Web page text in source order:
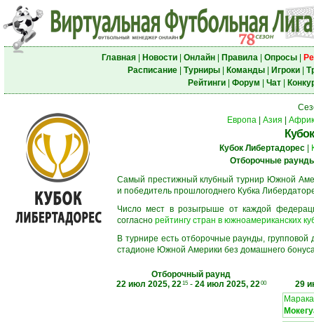
Главная| Новости| Онлайн| Правила| Опросы|
Расписание| Турниры| Команды| Игроки|
Рейтинги| Форум Чат|
Европа| Азия
Кубок Либертадорес
Отборочные
Самый престижный клубный турнир Южной
и победитель прошлогоднего Кубка
Число мест в розыгрыше от каждой
согласно рейтингу стран в южноамериканских
В турнире есть отборочные раунды,
стадионе Южной Америки без домашнего
Отборочный раунд
22 июл 2025, 2215- 24 июл 2025, 2200
29